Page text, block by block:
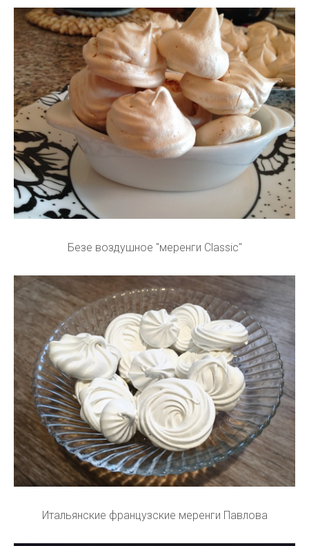
Безе воздушное "меренги Classic"
Итальянские французские меренги Павлова